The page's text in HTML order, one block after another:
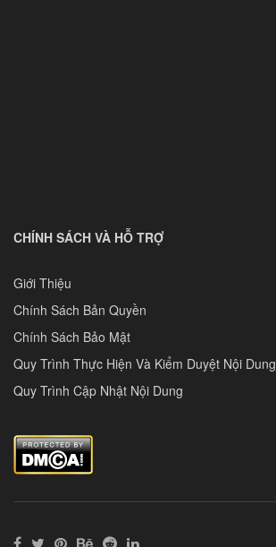
CHÍNH SÁCH VÀ HỖ TRỢ
Giới Thiệu
Chính Sách Bản Quyền
Chính Sách Bảo Mật
Quy Trình Thực Hiện Và Kiểm Duyệt Nội Dung
Quy Trình Cập Nhật Nội Dung